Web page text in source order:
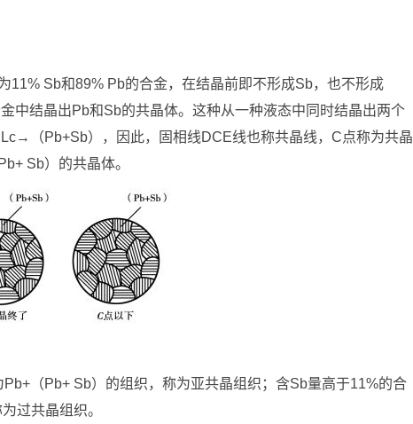
11% Sb和89% Pb的合金，在结晶前即不形成Sb，也不形成
中结晶出Pb和Sb的共晶体。这种从一种液态中同时结晶出两个
（Pb+Sb），因此，固相线DCE线也称共晶线，C点称为共晶
Sb）的共晶体。
（Pb+ Sb）的组织，称为亚共晶组织；含Sb量高于11%的合
过共晶组织。